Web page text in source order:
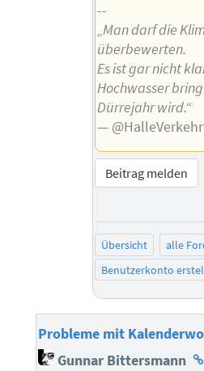
--
„Man darf die
überbewerten.
Es ist gar nicht
Hochwasser
Dürrejahr wird.“
—
Beitrag melden
Übersicht alle
Benutzerkonto
Probleme mit
Gunnar Bittersmann